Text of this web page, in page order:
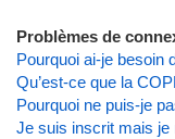
Problèmes de
Pourquoi ai-je besoin
Qu’est-ce que la
Pourquoi ne puis-je
Je suis inscrit mais je